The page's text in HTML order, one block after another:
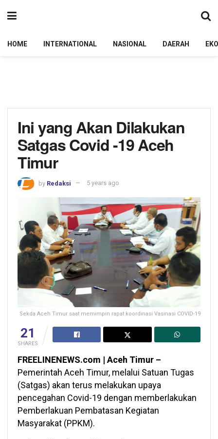
HOME INTERNATIONAL NASIONAL DAERAH
Ini yang Akan Dilakukan
Satgas Covid -19 Aceh
Timur
by Redaksi 5 years ago
Sekda Aceh Timur saat memimpin rapat koordinasi Vasinasi COVID-19
21
SHARES
FREELINENEWS.com | Aceh Timur –
Pemerintah Aceh Timur, melalui Satuan Tugas
(Satgas) akan terus melakukan upaya
pencegahan Covid-19 dengan memberlakukan
Pemberlakuan Pembatasan Kegiatan
Masyarakat (PPKM).